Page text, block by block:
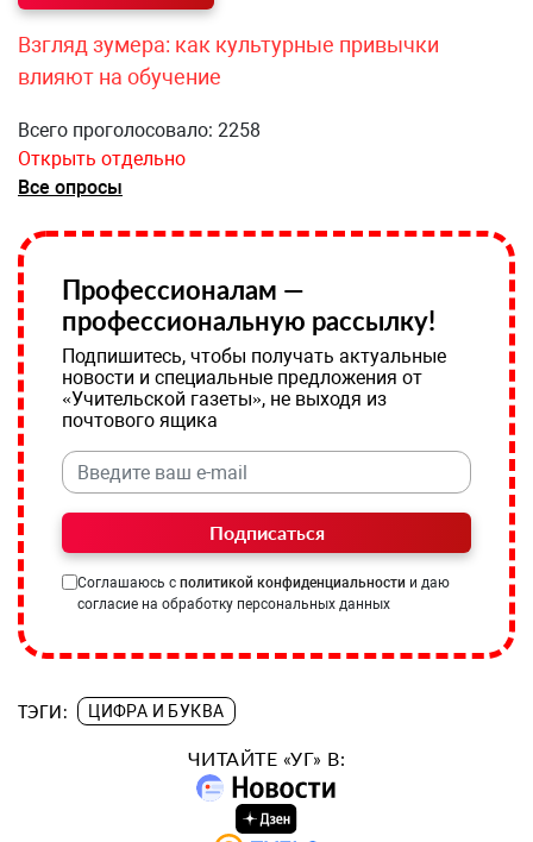
Взгляд зумера: как культурные привычки
влияют на обучение
Всего проголосовало: 2258
Открыть отдельно
Все опросы
Профессионалам —
профессиональную рассылку!
Подпишитесь, чтобы получать актуальные
новости и специальные предложения от
«Учительской газеты», не выходя из
почтового ящика
Подписаться
Соглашаюсь с политикой конфиденциальности и даю
согласие на обработку персональных данных
ТЭГИ: ЦИФРА И БУКВА
ЧИТАЙТЕ «УГ» В: